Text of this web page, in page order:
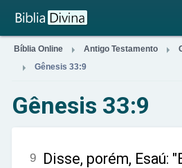
Bíblia Online  Antigo Testamento 
 Gênesis 33:9
Gênesis 33:9
9 Disse, porém, Esaú: